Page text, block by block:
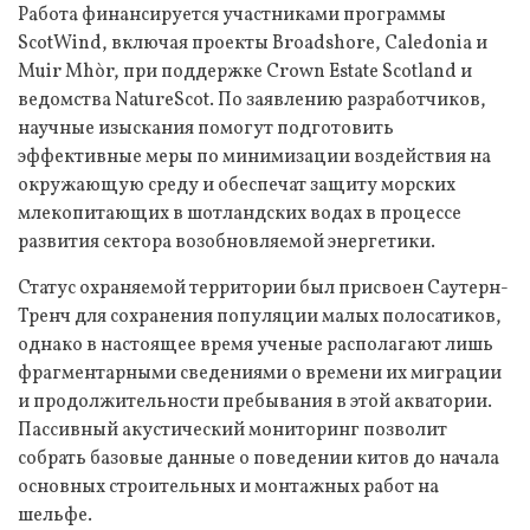
Работа финансируется участниками программы
ScotWind, включая проекты Broadshore, Caledonia и
Muir Mhòr, при поддержке Crown Estate Scotland и
ведомства NatureScot. По заявлению разработчиков,
научные изыскания помогут подготовить
эффективные меры по минимизации воздействия на
окружающую среду и обеспечат защиту морских
млекопитающих в шотландских водах в процессе
развития сектора возобновляемой энергетики.
Статус охраняемой территории был присвоен Саутерн-
Тренч для сохранения популяции малых полосатиков,
однако в настоящее время ученые располагают лишь
фрагментарными сведениями о времени их миграции
и продолжительности пребывания в этой акватории.
Пассивный акустический мониторинг позволит
собрать базовые данные о поведении китов до начала
основных строительных и монтажных работ на
шельфе.